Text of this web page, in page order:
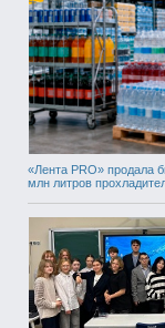
«Лента PRO» продала
млн литров